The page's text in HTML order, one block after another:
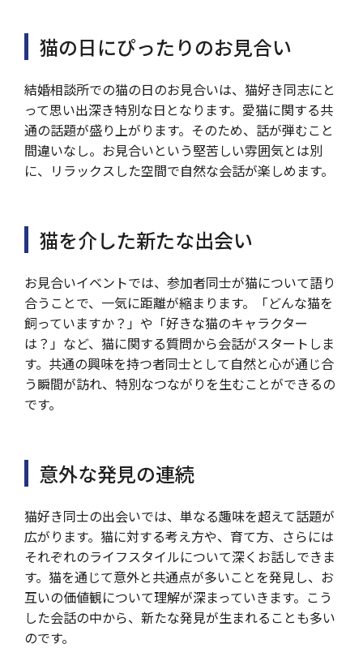
猫の日にぴったりのお見合い
結婚相談所での猫の日のお見合いは、猫好き同志にと
って思い出深き特別な日となります。愛猫に関する共
通の話題が盛り上がります。そのため、話が弾むこと
間違いなし。お見合いという堅苦しい雰囲気とは別
に、リラックスした空間で自然な会話が楽しめます。
猫を介した新たな出会い
お見合いイベントでは、参加者同士が猫について語り
合うことで、一気に距離が縮まります。「どんな猫を
飼っていますか？」や「好きな猫のキャラクター
は？」など、猫に関する質問から会話がスタートしま
す。共通の興味を持つ者同士として自然と心が通じ合
う瞬間が訪れ、特別なつながりを生むことができるの
です。
意外な発見の連続
猫好き同士の出会いでは、単なる趣味を超えて話題が
広がります。猫に対する考え方や、育て方、さらには
それぞれのライフスタイルについて深くお話しできま
す。猫を通じて意外と共通点が多いことを発見し、お
互いの価値観について理解が深まっていきます。こう
した会話の中から、新たな発見が生まれることも多い
のです。